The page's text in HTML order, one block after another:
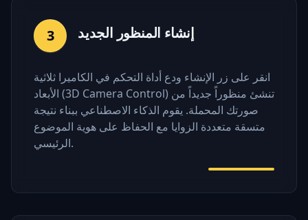
3 إنشاء المنظور الجديد
انقر على زر الإنشاء ودع أداة التحكم في الكاميرا ثلاثية
الأبعاد (3D Camera Control) تنشئ منظوراً جديداً من
صورتك المحملة. يقوم الذكاء الاصطناعي ببناء نتيجة
متسقة متعددة الزوايا مع الحفاظ على هوية الموضوع
الرئيسي.